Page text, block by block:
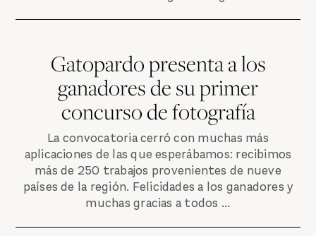
Gatopardo presenta a los
ganadores de su primer
concurso de fotografía
La convocatoria cerró con muchas más
aplicaciones de las que esperábamos: recibimos
más de 250 trabajos provenientes de nueve
países de la región. Felicidades a los ganadores y
muchas gracias a todos ...